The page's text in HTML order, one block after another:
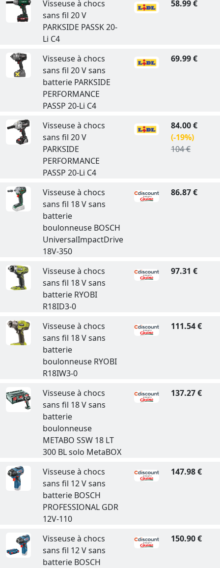
Visseuse à chocs
sans fil 20 V
PARKSIDE PASSK 20-
Li C4
58.99 €
Visseuse à chocs
sans fil 20 V sans
batterie PARKSIDE
PERFORMANCE
PASSP 20-Li C4
69.99 €
Visseuse à chocs
sans fil 20 V
PARKSIDE
PERFORMANCE
PASSP 20-Li C4
84.00 €
(-19%)
104 €
Visseuse à chocs
sans fil 18 V sans
batterie
boulonneuse BOSCH
UniversalImpactDrive
18V-350
86.87 €
Visseuse à chocs
sans fil 18 V sans
batterie RYOBI
R18ID3-0
97.31 €
Visseuse à chocs
sans fil 18 V sans
batterie
boulonneuse RYOBI
R18IW3-0
111.54 €
Visseuse à chocs
sans fil 18 V sans
batterie
boulonneuse
METABO SSW 18 LT
300 BL solo MetaBOX
137.27 €
Visseuse à chocs
sans fil 12 V sans
batterie BOSCH
PROFESSIONAL GDR
12V-110
147.98 €
Visseuse à chocs
sans fil 12 V sans
batterie BOSCH
150.90 €